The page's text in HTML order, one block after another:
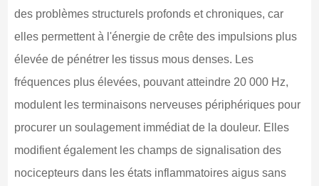
des problèmes structurels profonds et chroniques, car
elles permettent à l'énergie de crête des impulsions plus
élevée de pénétrer les tissus mous denses. Les
fréquences plus élevées, pouvant atteindre 20 000 Hz,
modulent les terminaisons nerveuses périphériques pour
procurer un soulagement immédiat de la douleur. Elles
modifient également les champs de signalisation des
nocicepteurs dans les états inflammatoires aigus sans